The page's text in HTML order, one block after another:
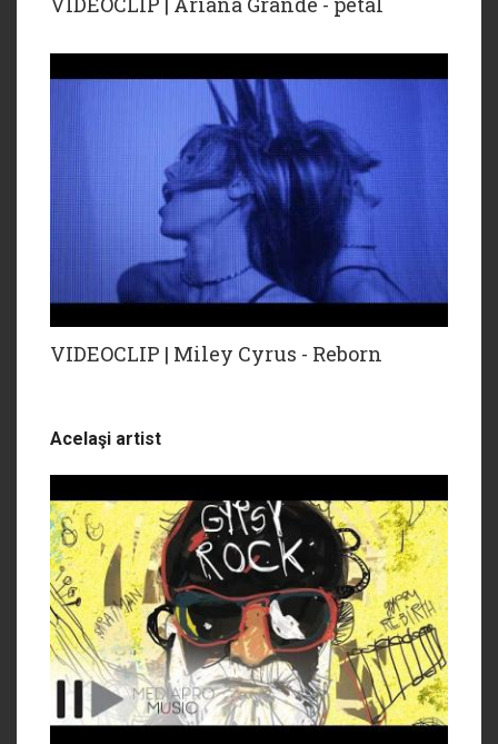
VIDEOCLIP | Miley Cyrus - Reborn
Acelaşi artist